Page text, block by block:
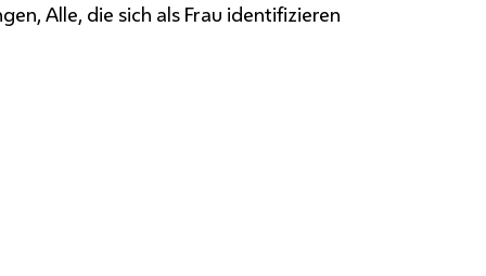
Alle, die sich als Frau identifizieren